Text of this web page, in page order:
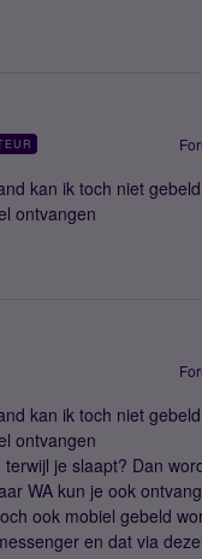
kan ik toch niet
ontvangen
kan ik toch niet
ontvangen
je slaapt? Dan
WA kun je ook
ook mobiel gebeld
en dat via